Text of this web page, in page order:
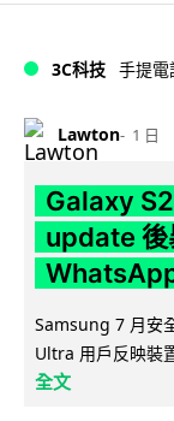
3C科技 手提電
Lawton 1 日
Galaxy
update 後
Samsung 7 月安
Ultra 用戶反映裝
全文